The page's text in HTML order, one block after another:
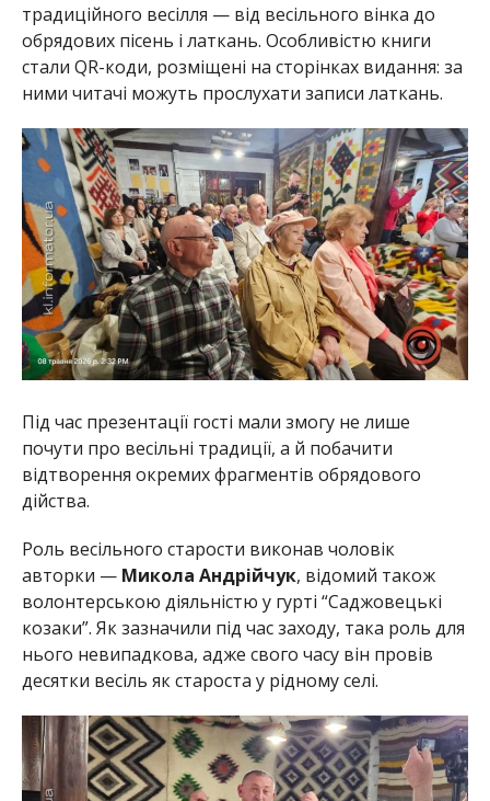
традиційного весілля — від весільного вінка до
обрядових пісень і латкань. Особливістю книги
стали QR-коди, розміщені на сторінках видання: за
ними читачі можуть прослухати записи латкань.
Під час презентації гості мали змогу не лише
почути про весільні традиції, а й побачити
відтворення окремих фрагментів обрядового
дійства.
Роль весільного старости виконав чоловік
авторки — Микола Андрійчук, відомий також
волонтерською діяльністю у гурті “Саджовецькі
козаки”. Як зазначили під час заходу, така роль для
нього невипадкова, адже свого часу він провів
десятки весіль як староста у рідному селі.